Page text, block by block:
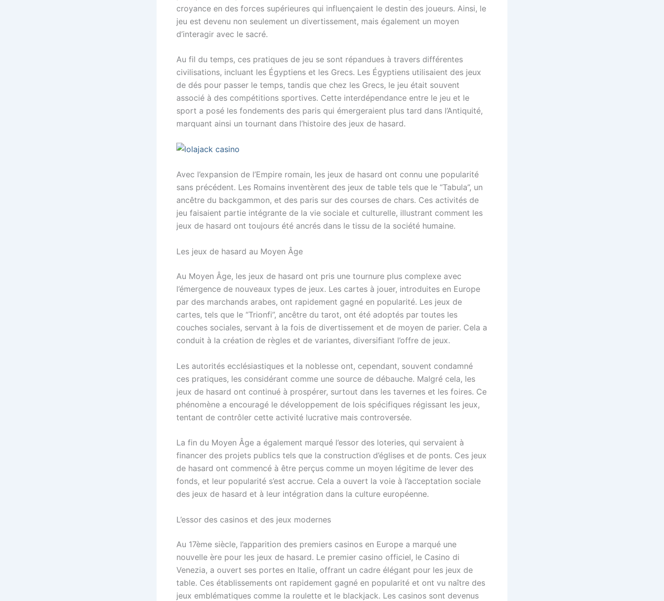
croyance en des forces supérieures qui influençaient le destin des joueurs. Ainsi, le
jeu est devenu non seulement un divertissement, mais également un moyen
d’interagir avec le sacré.
Au fil du temps, ces pratiques de jeu se sont répandues à travers différentes
civilisations, incluant les Égyptiens et les Grecs. Les Égyptiens utilisaient des jeux
de dés pour passer le temps, tandis que chez les Grecs, le jeu était souvent
associé à des compétitions sportives. Cette interdépendance entre le jeu et le
sport a posé les fondements des paris qui émergeraient plus tard dans l’Antiquité,
marquant ainsi un tournant dans l’histoire des jeux de hasard.
Avec l’expansion de l’Empire romain, les jeux de hasard ont connu une popularité
sans précédent. Les Romains inventèrent des jeux de table tels que le “Tabula”, un
ancêtre du backgammon, et des paris sur des courses de chars. Ces activités de
jeu faisaient partie intégrante de la vie sociale et culturelle, illustrant comment les
jeux de hasard ont toujours été ancrés dans le tissu de la société humaine.
Les jeux de hasard au Moyen Âge
Au Moyen Âge, les jeux de hasard ont pris une tournure plus complexe avec
l’émergence de nouveaux types de jeux. Les cartes à jouer, introduites en Europe
par des marchands arabes, ont rapidement gagné en popularité. Les jeux de
cartes, tels que le “Trionfi”, ancêtre du tarot, ont été adoptés par toutes les
couches sociales, servant à la fois de divertissement et de moyen de parier. Cela a
conduit à la création de règles et de variantes, diversifiant l’offre de jeux.
Les autorités ecclésiastiques et la noblesse ont, cependant, souvent condamné
ces pratiques, les considérant comme une source de débauche. Malgré cela, les
jeux de hasard ont continué à prospérer, surtout dans les tavernes et les foires. Ce
phénomène a encouragé le développement de lois spécifiques régissant les jeux,
tentant de contrôler cette activité lucrative mais controversée.
La fin du Moyen Âge a également marqué l’essor des loteries, qui servaient à
financer des projets publics tels que la construction d’églises et de ponts. Ces jeux
de hasard ont commencé à être perçus comme un moyen légitime de lever des
fonds, et leur popularité s’est accrue. Cela a ouvert la voie à l’acceptation sociale
des jeux de hasard et à leur intégration dans la culture européenne.
L’essor des casinos et des jeux modernes
Au 17ème siècle, l’apparition des premiers casinos en Europe a marqué une
nouvelle ère pour les jeux de hasard. Le premier casino officiel, le Casino di
Venezia, a ouvert ses portes en Italie, offrant un cadre élégant pour les jeux de
table. Ces établissements ont rapidement gagné en popularité et ont vu naître des
jeux emblématiques comme la roulette et le blackjack. Les casinos sont devenus